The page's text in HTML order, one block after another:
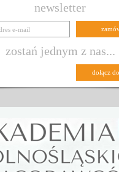
newsletter
zostań jednym z nas...